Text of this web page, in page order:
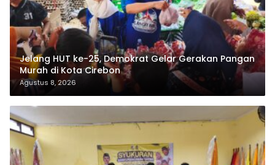
Jelang HUT ke-25, Demokrat Gelar Gerakan Pangan
Murah di Kota Cirebon
Agustus 8, 2026